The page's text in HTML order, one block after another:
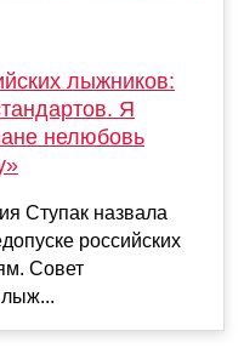
лыжников:
Я
нелюбовь
Ступак назвала
российских
Совет